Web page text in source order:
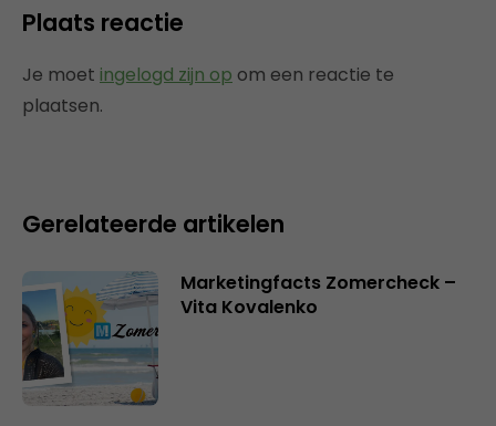
Plaats reactie
Je moet ingelogd zijn op om een reactie te
plaatsen.
Gerelateerde artikelen
Marketingfacts Zomercheck –
Vita Kovalenko